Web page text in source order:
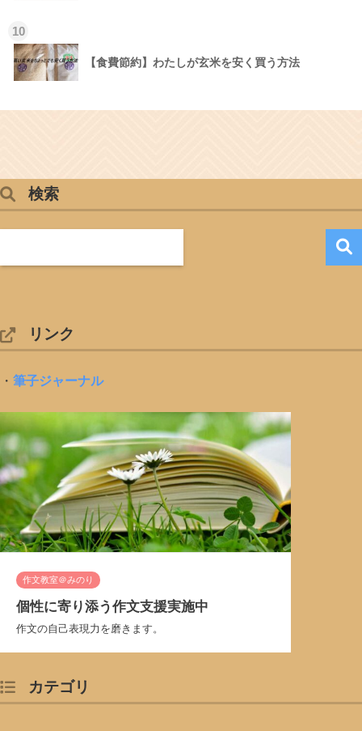
10
【食費節約】わたしが玄米を安く買う方法
検索
リンク
・ 筆子ジャーナル
作文教室＠みのり
個性に寄り添う作文支援実施中
作文の自己表現力を磨きます。
カテゴリ